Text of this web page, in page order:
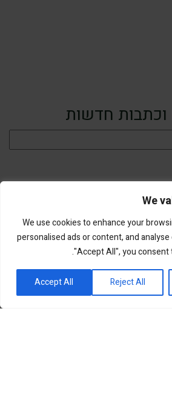
We
We use cookies to enhance your
personalised ads or content, and
"Accept All", you consent
Reject All
Accept All
וכתבות חדשות
השקעות וחדשנות